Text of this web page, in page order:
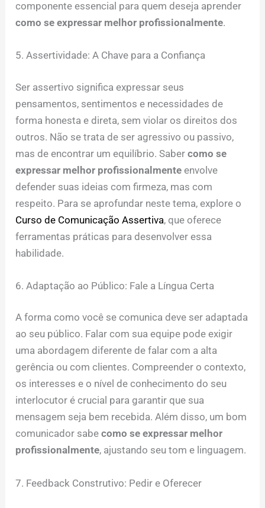
componente essencial para quem deseja aprender
como se expressar melhor profissionalmente.
5. Assertividade: A Chave para a Confiança
Ser assertivo significa expressar seus
pensamentos, sentimentos e necessidades de
forma honesta e direta, sem violar os direitos dos
outros. Não se trata de ser agressivo ou passivo,
mas de encontrar um equilíbrio. Sabercomo se
expressar melhor profissionalmente envolve
defender suas ideias com firmeza, mas com
respeito. Para se aprofundar neste tema, explore o
Curso de Comunicação Assertiva, que oferece
ferramentas práticas para desenvolver essa
habilidade.
6. Adaptação ao Público: Fale a Língua Certa
A forma como você se comunica deve ser adaptada
ao seu público. Falar com sua equipe pode exigir
uma abordagem diferente de falar com a alta
gerência ou com clientes. Compreender o contexto,
os interesses e o nível de conhecimento do seu
interlocutor é crucial para garantir que sua
mensagem seja bem recebida. Além disso, um bom
comunicador sabecomo se expressar melhor
profissionalmente, ajustando seu tom e linguagem.
7. Feedback Construtivo: Pedir e Oferecer